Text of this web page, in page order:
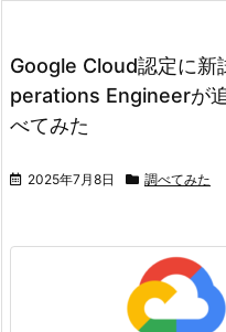
Google Cloud認定に
perations Engineerが
べてみた
2025年7月8日 調べてみた